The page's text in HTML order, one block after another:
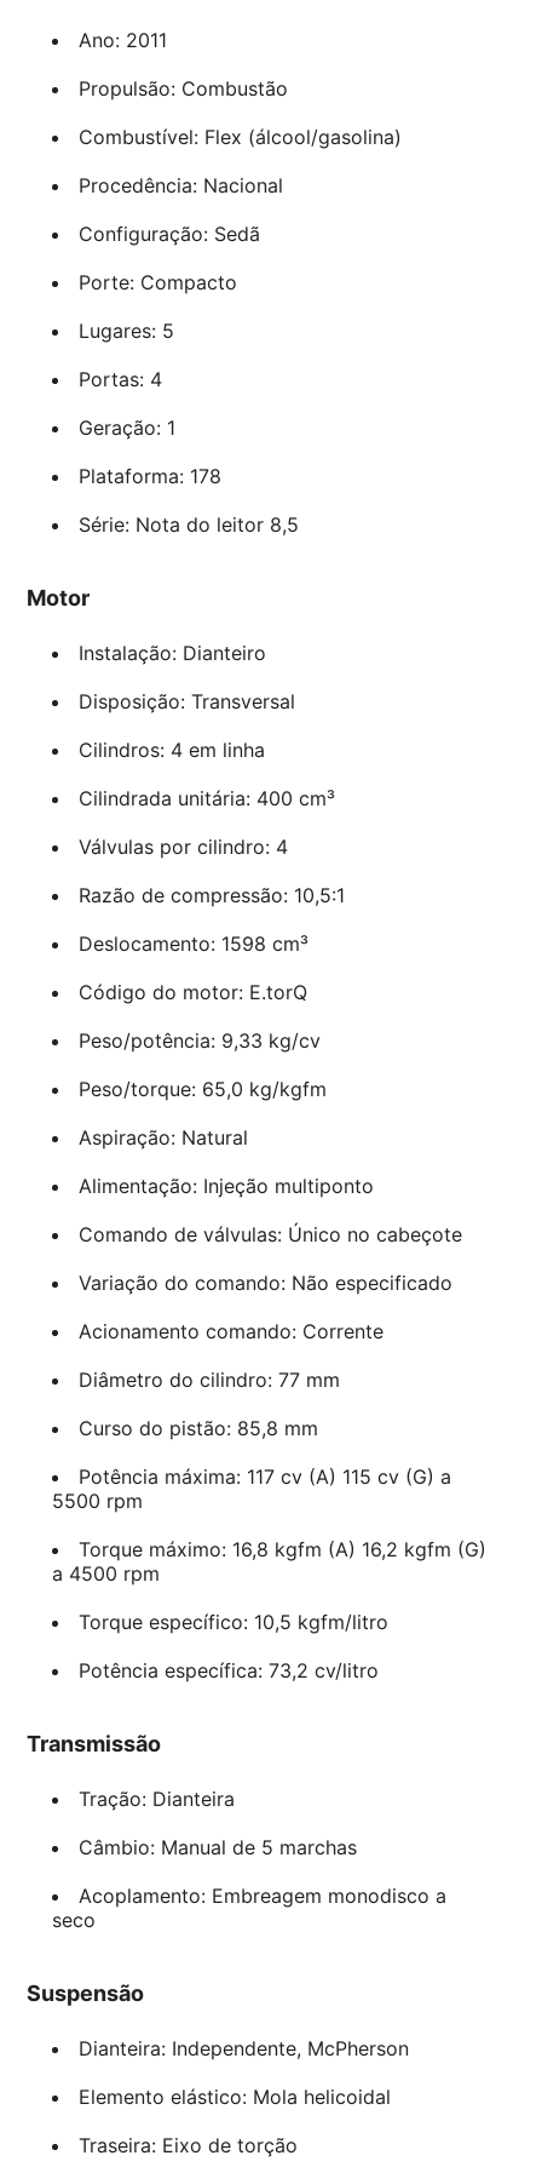
Ano: 2011
Propulsão: Combustão
Combustível: Flex (álcool/gasolina)
Procedência: Nacional
Configuração: Sedã
Porte: Compacto
Lugares: 5
Portas: 4
Geração: 1
Plataforma: 178
Série: Nota do leitor 8,5
Motor
Instalação: Dianteiro
Disposição: Transversal
Cilindros: 4 em linha
Cilindrada unitária: 400 cm³
Válvulas por cilindro: 4
Razão de compressão: 10,5:1
Deslocamento: 1598 cm³
Código do motor: E.torQ
Peso/potência: 9,33 kg/cv
Peso/torque: 65,0 kg/kgfm
Aspiração: Natural
Alimentação: Injeção multiponto
Comando de válvulas: Único no cabeçote
Variação do comando: Não especificado
Acionamento comando: Corrente
Diâmetro do cilindro: 77 mm
Curso do pistão: 85,8 mm
Potência máxima: 117 cv (A) 115 cv (G) a
5500 rpm
Torque máximo: 16,8 kgfm (A) 16,2 kgfm (G)
a 4500 rpm
Torque específico: 10,5 kgfm/litro
Potência específica: 73,2 cv/litro
Transmissão
Tração: Dianteira
Câmbio: Manual de 5 marchas
Acoplamento: Embreagem monodisco a
seco
Suspensão
Dianteira: Independente, McPherson
Elemento elástico: Mola helicoidal
Traseira: Eixo de torção